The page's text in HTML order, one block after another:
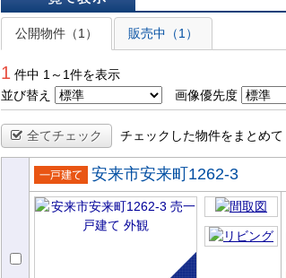
一覧で表示
公開物件（1）
販売中（1）
1 件中 1～1件を表示
並び替え
画像優先度
全てチェック チェックした物件をまとめて
売一戸建
て
安来市安来町1262-3